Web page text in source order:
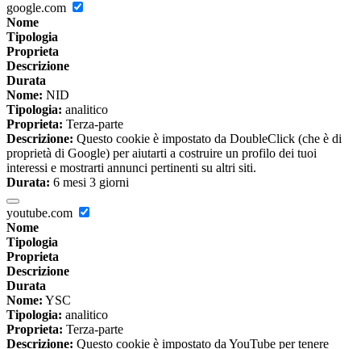
google.com
Nome
Tipologia
Proprieta
Descrizione
Durata
Nome: NID
Tipologia: analitico
Proprieta: Terza-parte
Descrizione: Questo cookie è impostato da DoubleClick (che è di
proprietà di Google) per aiutarti a costruire un profilo dei tuoi
interessi e mostrarti annunci pertinenti su altri siti.
Durata: 6 mesi 3 giorni
youtube.com
Nome
Tipologia
Proprieta
Descrizione
Durata
Nome: YSC
Tipologia: analitico
Proprieta: Terza-parte
Descrizione: Questo cookie è impostato da YouTube per tenere